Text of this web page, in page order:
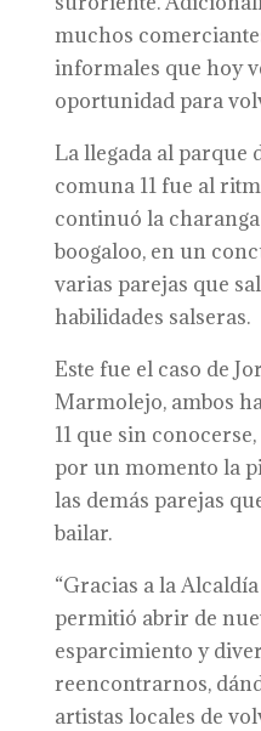
muchos
informales que hoy
oportunidad para
La llegada al parque
comuna 11 fue al
continuó la
boogaloo, en un
varias parejas que
habilidades salseras.
Este fue el caso de
Marmolejo, ambos
11 que sin
por un momento la
las demás parejas
bailar.
“Gracias a la
permitió abrir de
esparcimiento y
reencontrarnos,
artistas locales de